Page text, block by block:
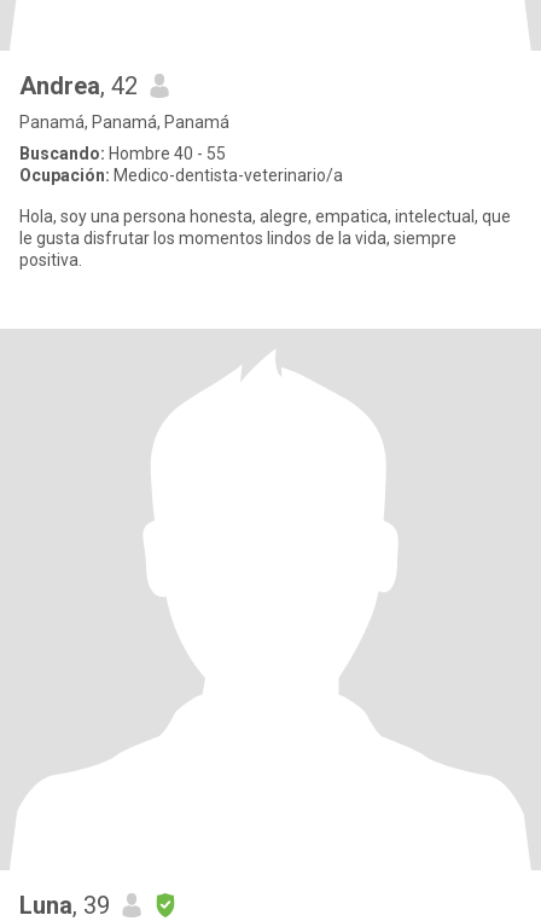
Andrea, 42
Panamá, Panamá, Panamá
Buscando: Hombre 40 - 55
Ocupación: Medico-dentista-veterinario/a
Hola, soy una persona honesta, alegre, empatica, intelectual, que
le gusta disfrutar los momentos lindos de la vida, siempre
positiva.
Luna, 39